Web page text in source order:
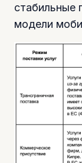
стабильные
модели